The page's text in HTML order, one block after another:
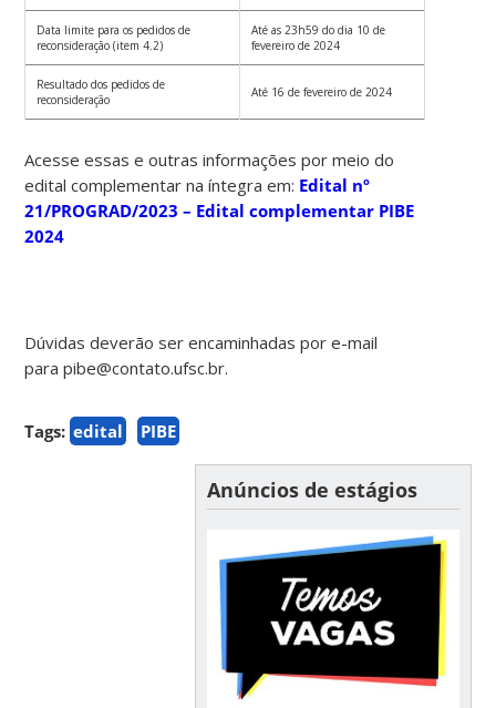
Data limite para os pedidos de
reconsideração (item 4.2)
Até as 23h59 do dia 10 de
fevereiro de 2024
Resultado dos pedidos de
reconsideração
Até 16 de fevereiro de 2024
Acesse essas e outras informações por meio do
edital complementar na íntegra em: Edital nº
21/PROGRAD/2023 – Edital complementar PIBE
2024
Dúvidas deverão ser encaminhadas por e-mail
para pibe@contato.ufsc.br.
Tags: edital PIBE
Anúncios de estágios